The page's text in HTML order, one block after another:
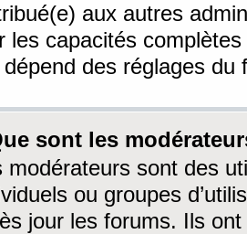
aux autres
les capacités
dépend des réglages du
sont les
modérateurs sont des
ou groupes
jour les forums. Ils ont